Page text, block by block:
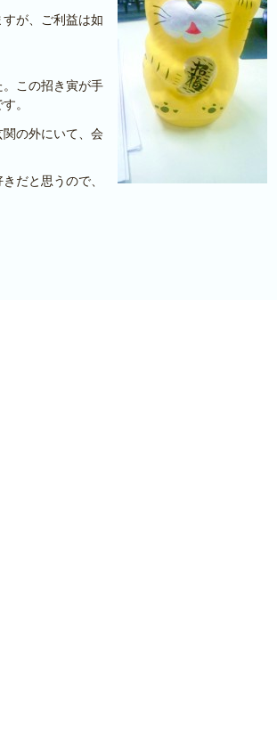
が、ご利益は如
。この招き寅が手
。
の外にいて、会
だと思うので、